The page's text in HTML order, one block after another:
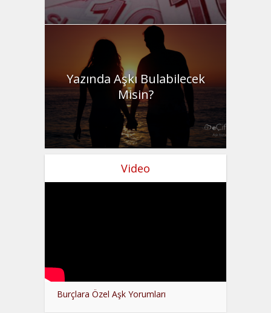
Yazında Aşkı Bulabilecek
Misin?
Video
Burçlara Özel Aşk Yorumları